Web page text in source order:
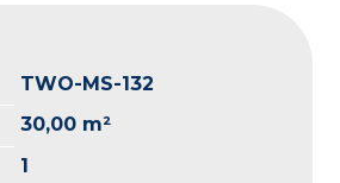
TWO-MS-132
30,00 m²
1